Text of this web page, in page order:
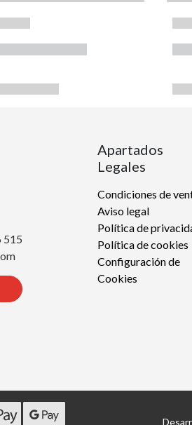
515
Apartados
Legales
Condiciones de
Aviso legal
Política de
Política de cookies
Configuración de
Cookies